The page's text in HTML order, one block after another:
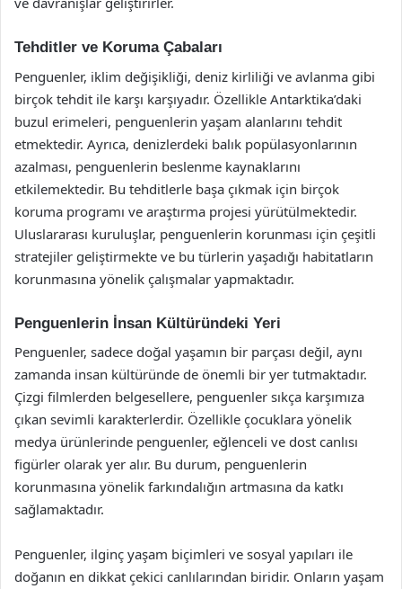
Tehditler ve Koruma Çabaları
Penguenler, iklim değişikliği, deniz kirliliği ve avlanma gibi
birçok tehdit ile karşı karşıyadır. Özellikle Antarktika’daki
buzul erimeleri, penguenlerin yaşam alanlarını tehdit
etmektedir. Ayrıca, denizlerdeki balık popülasyonlarının
azalması, penguenlerin beslenme kaynaklarını
etkilemektedir. Bu tehditlerle başa çıkmak için birçok
koruma programı ve araştırma projesi yürütülmektedir.
Uluslararası kuruluşlar, penguenlerin korunması için çeşitli
stratejiler geliştirmekte ve bu türlerin yaşadığı habitatların
korunmasına yönelik çalışmalar yapmaktadır.
Penguenlerin İnsan Kültüründeki Yeri
Penguenler, sadece doğal yaşamın bir parçası değil, aynı
zamanda insan kültüründe de önemli bir yer tutmaktadır.
Çizgi filmlerden belgesellere, penguenler sıkça karşımıza
çıkan sevimli karakterlerdir. Özellikle çocuklara yönelik
medya ürünlerinde penguenler, eğlenceli ve dost canlısı
figürler olarak yer alır. Bu durum, penguenlerin
korunmasına yönelik farkındalığın artmasına da katkı
sağlamaktadır.
Penguenler, ilginç yaşam biçimleri ve sosyal yapıları ile
doğanın en dikkat çekici canlılarından biridir. Onların yaşam